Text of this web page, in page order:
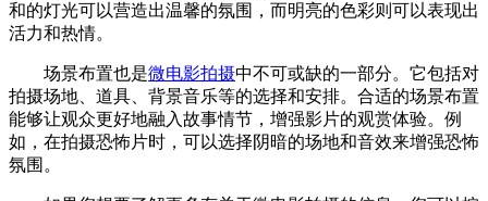
和的灯光可以营造出温馨的氛围，而明亮的色彩则可以表现出
活力和热情。
场景布置也是微电影拍摄中不可或缺的一部分。它包括对
拍摄场地、道具、背景音乐等的选择和安排。合适的场景布置
能够让观众更好地融入故事情节，增强影片的观赏体验。例
如，在拍摄恐怖片时，可以选择阴暗的场地和音效来增强恐怖
氛围。